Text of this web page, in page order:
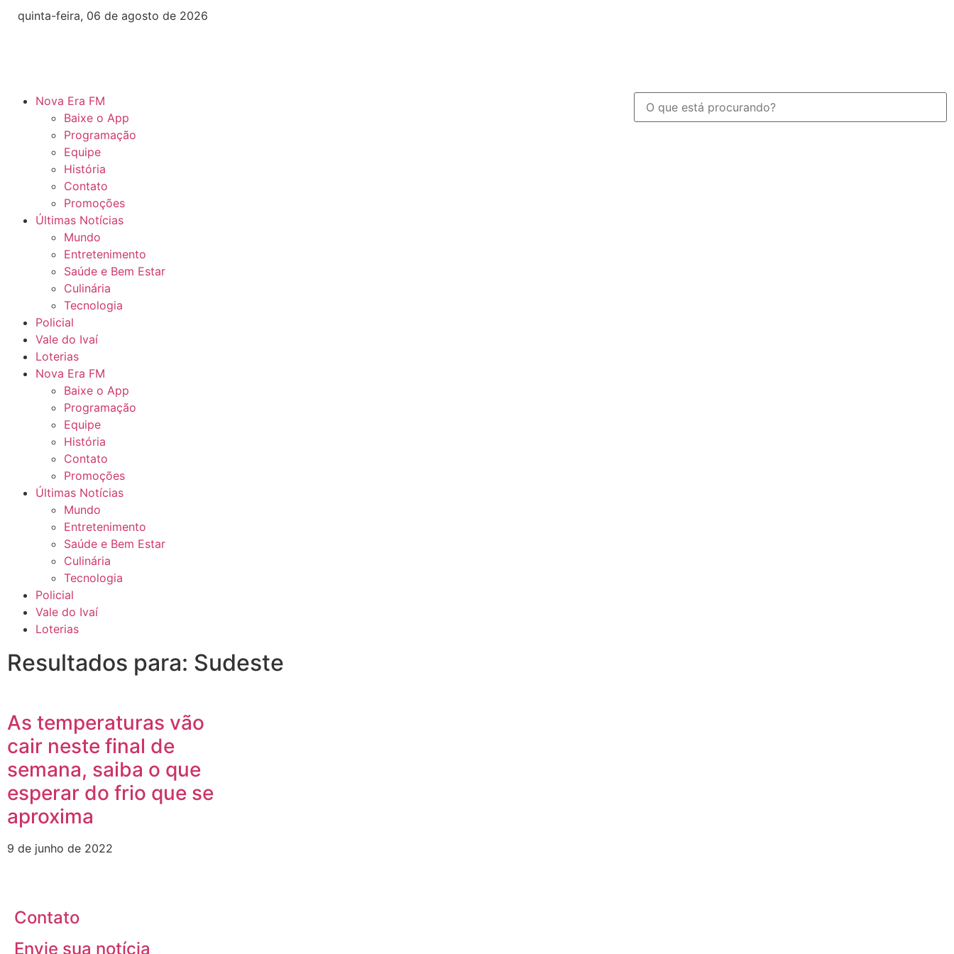
quinta-feira, 06 de agosto de 2026
Nova Era FM
Baixe o App
Programação
Equipe
História
Contato
Promoções
Últimas Notícias
Mundo
Entretenimento
Saúde e Bem Estar
Culinária
Tecnologia
Policial
Vale do Ivaí
Loterias
Nova Era FM
Baixe o App
Programação
Equipe
História
Contato
Promoções
Últimas Notícias
Mundo
Entretenimento
Saúde e Bem Estar
Culinária
Tecnologia
Policial
Vale do Ivaí
Loterias
Resultados para: Sudeste
As temperaturas vão
cair neste final de
semana, saiba o que
esperar do frio que se
aproxima
9 de junho de 2022
Contato
Envie sua notícia